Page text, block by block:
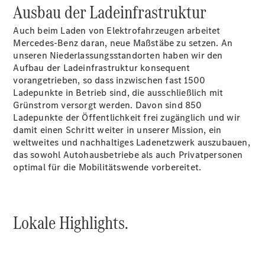
Übersicht
Ansprechpartner
Kontaktformular
Unternehmensinformationen
Elektromobilität
Karriere
Ausbau der Ladeinfrastruktur
Auch beim Laden von Elektrofahrzeugen arbeitet
Mercedes-Benz daran, neue Maßstäbe zu setzen. An
unseren Niederlassungsstandorten haben wir den
Aufbau der Ladeinfrastruktur konsequent
vorangetrieben, so dass inzwischen fast 1500
Ladepunkte in Betrieb sind, die ausschließlich mit
Grünstrom versorgt werden. Davon sind 850
Ladepunkte der Öffentlichkeit frei zugänglich und wir
damit einen Schritt weiter in unserer Mission, ein
weltweites und nachhaltiges Ladenetzwerk auszubauen,
das sowohl Autohausbetriebe als auch Privatpersonen
optimal für die Mobilitätswende vorbereitet.
Lokale Highlights.